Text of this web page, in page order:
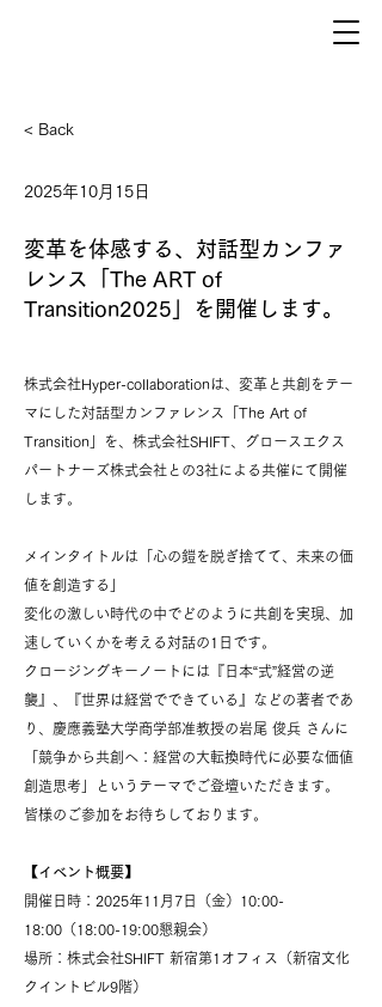
< Back
2025年10月15日
変革を​体感する、​対話型カンファ
レンス「The ART of
Transition2025」を開催します。
株式会社Hyper-collaborationは、変革と共創をテー
マにした対話型カンファレンス「The Art of
Transition」を、株式会社SHIFT、グロースエクス
パートナーズ株式会社との3社による共催にて開催
します。
メインタイトルは「心の鎧を脱ぎ捨てて、未来の価
値を創造する」
変化の激しい時代の中でどのように共創を実現、加
速していくかを考える対話の1日です。
クロージングキーノートには『日本“式”経営の逆
襲』、『世界は経営でできている』などの著者であ
り、慶應義塾大学商学部准教授の岩尾 俊兵 さんに
「競争から共創へ：経営の大転換時代に必要な価値
創造思考」というテーマでご登壇いただきます。
皆様のご参加をお待ちしております。
【イベント概要】
開催日時：2025年11月7日（金）10:00-
18:00（18:00-19:00懇親会）
場所：株式会社SHIFT 新宿第1オフィス（新宿文化
クイントビル9階）